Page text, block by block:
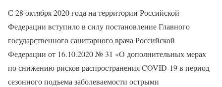
С 28 октября 2020 года на территории Российской
Федерации вступило в силу постановление Главного
государственного санитарного врача Российской
Федерации от 16.10.2020 № 31 «О дополнительных мерах
по снижению рисков распространения COVID-19 в период
сезонного подъема заболеваемости острыми